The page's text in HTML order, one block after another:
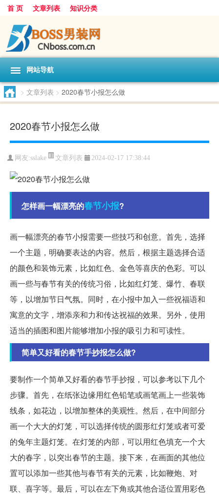
首 页 文章列表 知识分类
网站导航
> 文章列表 > 2020春节小报怎么做
2020春节小报怎么做
网友:sslake 文章列表 2024-02-17 17:38:44
怎样画一幅漂亮的春节小报?
画一幅漂亮的春节小报需要一些技巧和创意。首先，选择
一个主题，明确要表达的内容。然后，根据主题选择合适
的颜色和装饰元素，比如红色、金色等喜庆的色彩。可以
画一些与春节有关的传统习俗，比如红灯笼、爆竹、春联
等，以增加节日气氛。同时，在小报中加入一些祝福语和
寓意的文字，增添亲和力和传达祝福的效果。另外，使用
适当的插图和图片能够增加小报的吸引力和可读性。
简单又好看的春节手抄报怎么做?
要制作一个简单又好看的春节手抄报，可以参考以下几个
步骤。首先，在纸张边缘用红色铅笔或画笔画上一些装饰
线条，如花边，以增加整体的美观性。然后，在中间部分
画一个大大的灯笼，可以选择传统的圆形红灯笼或者可爱
的兔年主题灯笼。在灯笼的内部，可以用红色填充一个大
大的春字，以突出春节的主题。接下来，在画面的其他位
置可以添加一些其他与春节有关的元素，比如鞭炮、对
联、喜字等。最后，可以在左下角或其他合适位置用彩色